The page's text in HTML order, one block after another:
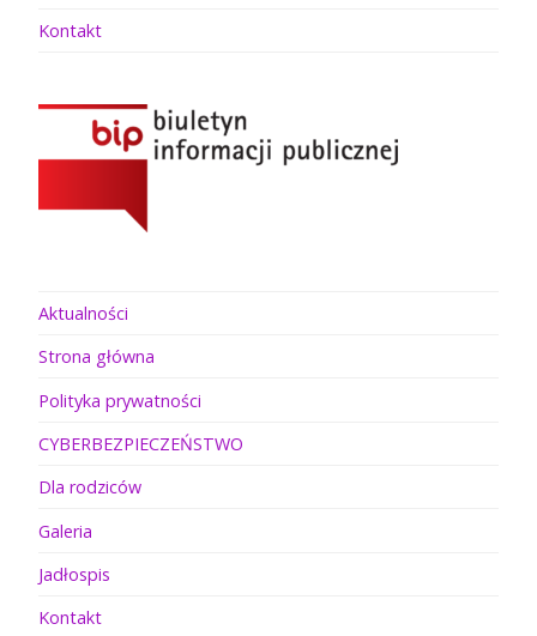
Kontakt
Aktualności
Strona główna
Polityka prywatności
CYBERBEZPIECZEŃSTWO
Dla rodziców
Galeria
Jadłospis
Kontakt